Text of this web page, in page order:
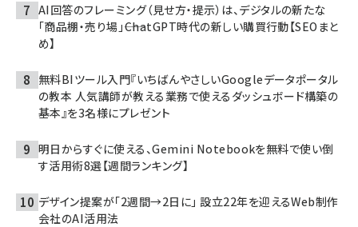
AI回答のフレーミング（見せ方・提示）は、デジタルの新たな
「商品棚・売り場」――ChatGPT時代の新しい購買行動【SEOまと
め】
無料BIツール入門『いちばんやさしいGoogleデータポータル
の教本 人気講師が教える業務で使えるダッシュボード構築の
基本』を3名様にプレゼント
明日からすぐに使える、Gemini Notebookを無料で使い倒
す活用術8選【週間ランキング】
デザイン提案が「2週間→2日に」 設立22年を迎えるWeb制作
会社のAI活用法